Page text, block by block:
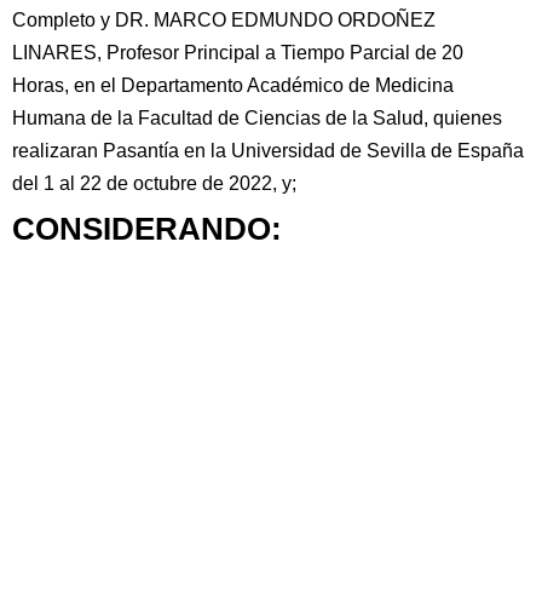
Completo y DR. MARCO EDMUNDO ORDOÑEZ
LINARES, Profesor Principal a Tiempo Parcial de 20
Horas, en el Departamento Académico de Medicina
Humana de la Facultad de Ciencias de la Salud, quienes
realizaran Pasantía en la Universidad de Sevilla de España
del 1 al 22 de octubre de 2022, y;
CONSIDERANDO: